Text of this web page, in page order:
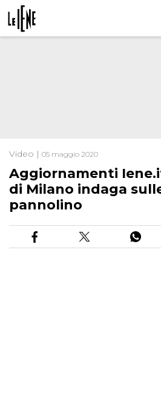
Video | 05 maggio 2020
Aggiornamenti
di Milano indaga
pannolino